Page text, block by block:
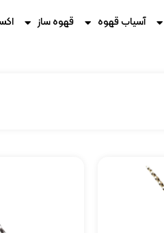
آسیاب قهوه قهوه ساز